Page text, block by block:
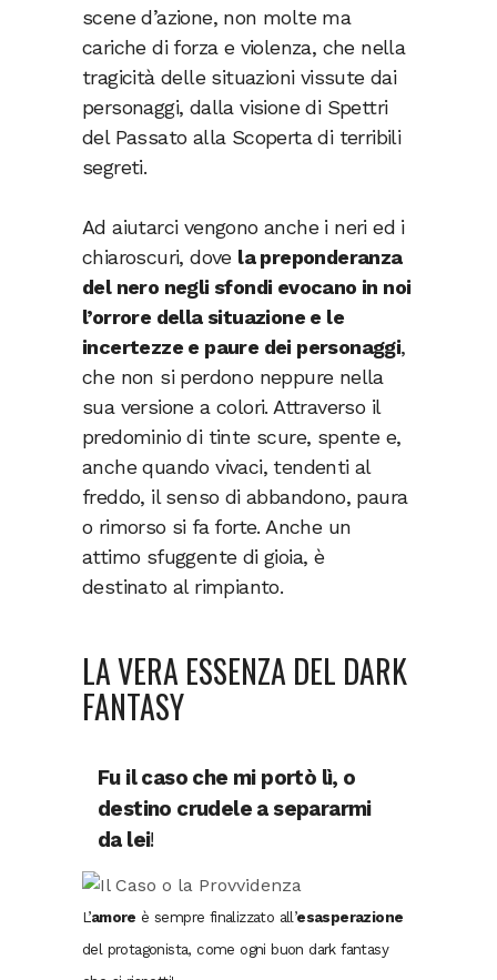
scene d’azione, non molte ma
cariche di forza e violenza, che nella
tragicità delle situazioni vissute dai
personaggi, dalla visione di Spettri
del Passato alla Scoperta di terribili
segreti.
Ad aiutarci vengono anche i neri ed i
chiaroscuri, dove la preponderanza
del nero negli sfondi evocano in noi
l’orrore della situazione e le
incertezze e paure dei personaggi,
che non si perdono neppure nella
sua versione a colori. Attraverso il
predominio di tinte scure, spente e,
anche quando vivaci, tendenti al
freddo, il senso di abbandono, paura
o rimorso si fa forte. Anche un
attimo sfuggente di gioia, è
destinato al rimpianto.
LA VERA ESSENZA DEL DARK
FANTASY
Fu il caso che mi portò lì, o
destino crudele a separarmi
da lei!
L’amore è sempre finalizzato all’esasperazione
del protagonista, come ogni buon dark fantasy